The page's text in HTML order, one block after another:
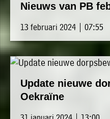
Nieuws van PB
13 februari 2024 | 07:55
Update nieuwe
Oekraïne